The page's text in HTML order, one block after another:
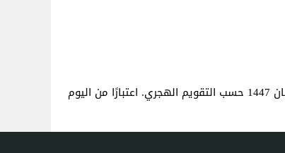
. هذا هو نفس العمر كما لو كنت قد ولدت في 22 شعبان 1447 حسب التقويم الهجري. اعتبارًا من اليوم